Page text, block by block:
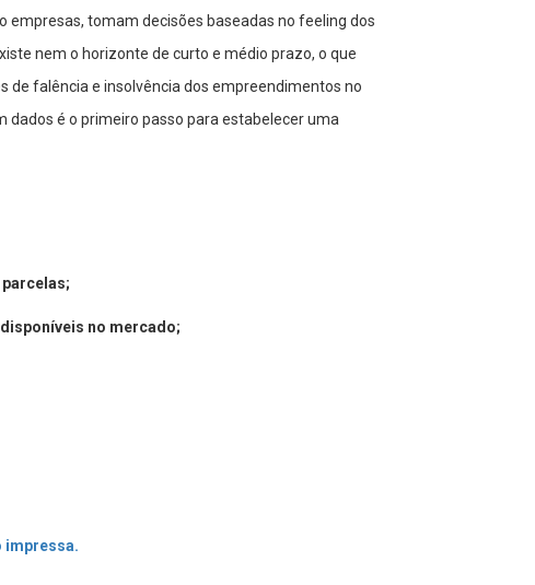
empresas, tomam decisões baseadas no feeling dos
nem o horizonte de curto e médio prazo, o que
de falência e insolvência dos empreendimentos no
dados é o primeiro passo para estabelecer uma
no mercado;
impressa.